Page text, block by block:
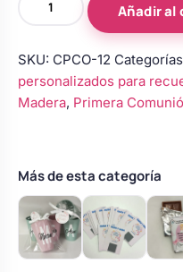
para
Mamá
con
cantidad
Añadir al
SKU: CPCO-12
personalizados para
Madera, Primera
Más de esta categoría